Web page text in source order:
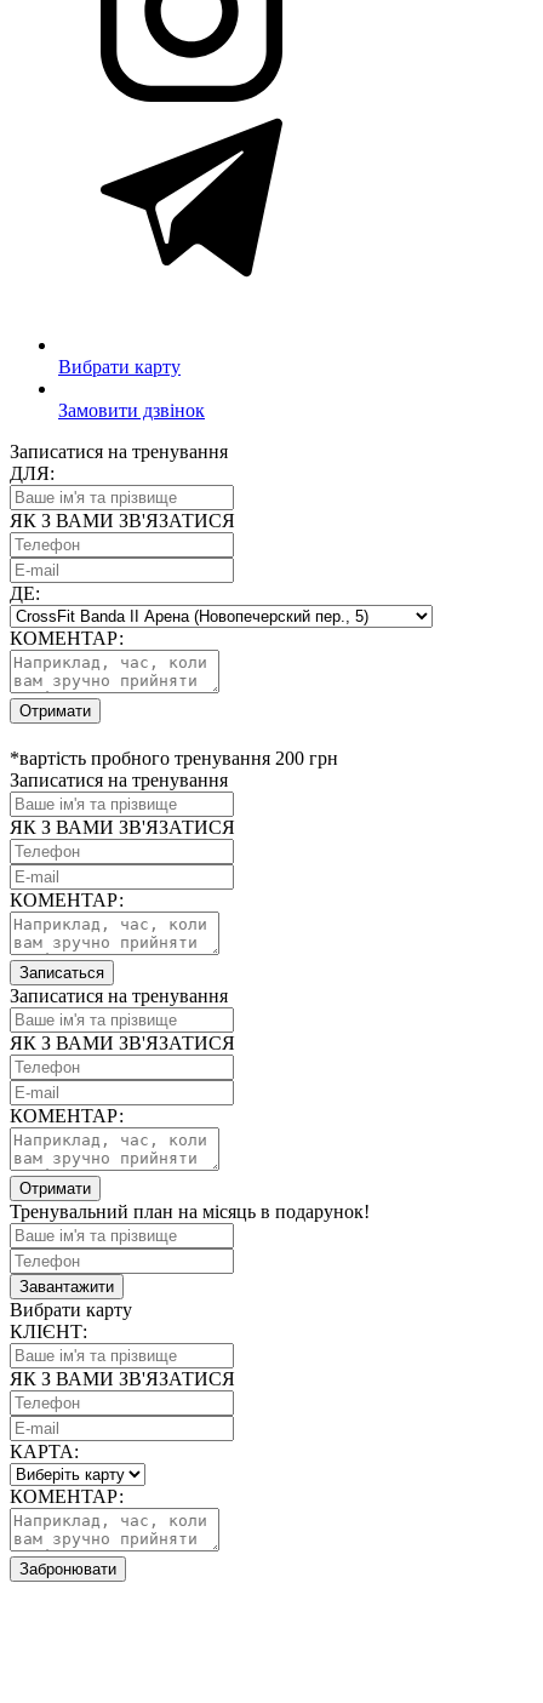
Вибрати карту
Замовити дзвінок
Записатися на тренування
ДЛЯ:
ЯК З ВАМИ ЗВ'ЯЗАТИСЯ
ДЕ:
КОМЕНТАР:
Отримати
*вартість пробного тренування 200 грн
Записатися на тренування
ЯК З ВАМИ ЗВ'ЯЗАТИСЯ
КОМЕНТАР:
Записаться
Записатися на тренування
ЯК З ВАМИ ЗВ'ЯЗАТИСЯ
КОМЕНТАР:
Отримати
Тренувальний план на місяць в подарунок!
Завантажити
Вибрати карту
КЛІЄНТ:
ЯК З ВАМИ ЗВ'ЯЗАТИСЯ
КАРТА:
КОМЕНТАР:
Забронювати